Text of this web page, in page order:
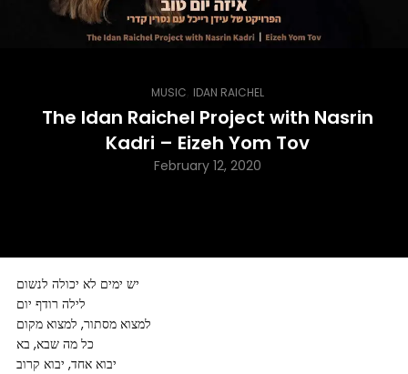
MUSIC IDAN RAICHEL
The Idan Raichel Project with Nasrin
Kadri – Eizeh Yom Tov
February 12, 2020
יש ימים לא יכולה לנשום
לילה רודף יום
למצוא מסתור, למצוא מקום
כל מה שבא, בא
יבוא אחד, יבוא קרוב